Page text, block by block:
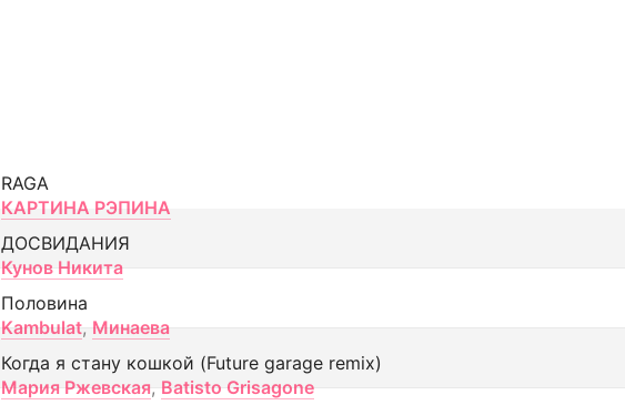
RAGA
КАРТИНА РЭПИНА
ДОСВИДАНИЯ
Кунов Никита
Половина
Kambulat, Минаева
Когда я стану кошкой (Future garage remix)
Мария Ржевская, Batisto Grisagone